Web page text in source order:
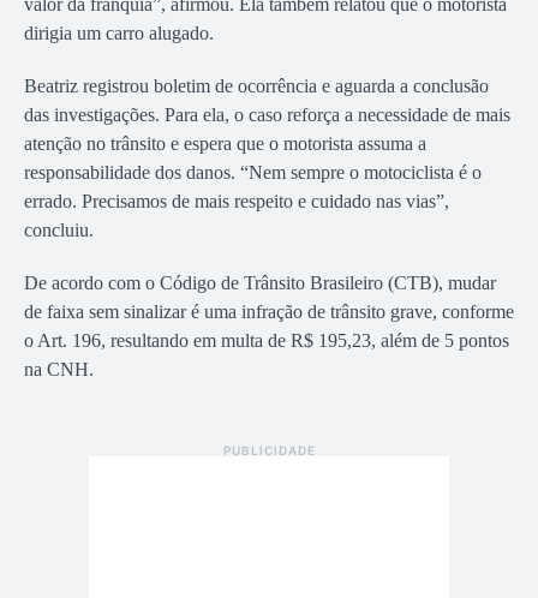
dirigia um carro alugado.
Beatriz registrou boletim de ocorrência e aguarda a conclusão
das investigações. Para ela, o caso reforça a necessidade de mais
atenção no trânsito e espera que o motorista assuma a
responsabilidade dos danos. “Nem sempre o motociclista é o
errado. Precisamos de mais respeito e cuidado nas vias”,
concluiu.
De acordo com o Código de Trânsito Brasileiro (CTB), mudar
de faixa sem sinalizar é uma infração de trânsito grave, conforme
o Art. 196, resultando em multa de R$ 195,23, além de 5 pontos
na CNH.